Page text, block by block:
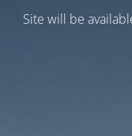
Site will be